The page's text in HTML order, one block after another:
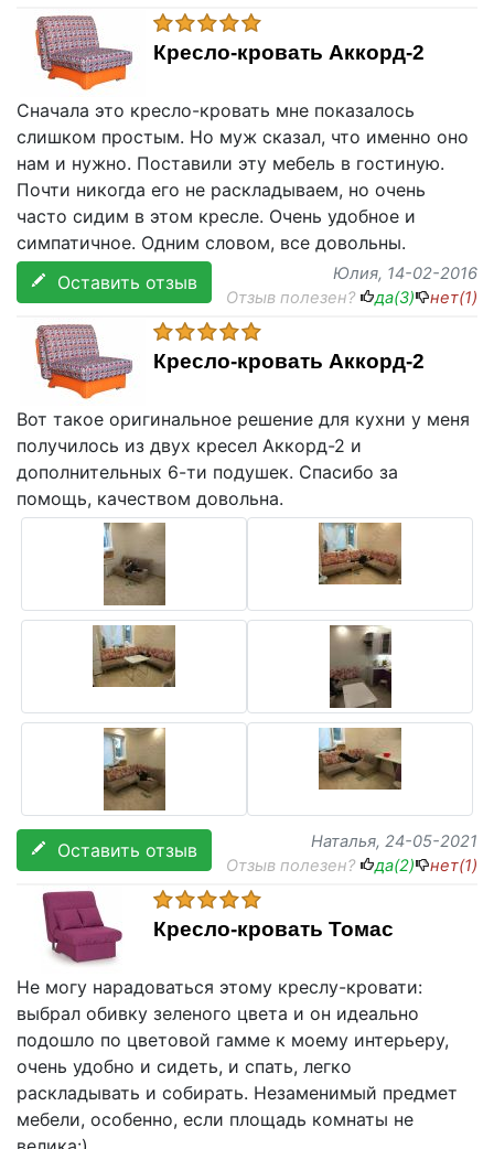
Кресло-кровать Аккорд-2
Сначала это кресло-кровать мне показалось
слишком простым. Но муж сказал, что именно оно
нам и нужно. Поставили эту мебель в гостиную.
Почти никогда его не раскладываем, но очень
часто сидим в этом кресле. Очень удобное и
симпатичное. Одним словом, все довольны.
Оставить отзыв
Юлия, 14-02-2016
Отзыв полезен?
да(3) нет(1)
Кресло-кровать Аккорд-2
Вот такое оригинальное решение для кухни у меня
получилось из двух кресел Аккорд-2 и
дополнительных 6-ти подушек. Спасибо за
помощь, качеством довольна.
Оставить отзыв Наталья, 24-05-2021
Отзыв полезен?
да(2) нет(1)
Кресло-кровать Томас
Не могу нарадоваться этому креслу-кровати:
выбрал обивку зеленого цвета и он идеально
подошло по цветовой гамме к моему интерьеру,
очень удобно и сидеть, и спать, легко
раскладывать и собирать. Незаменимый предмет
мебели, особенно, если площадь комнаты не